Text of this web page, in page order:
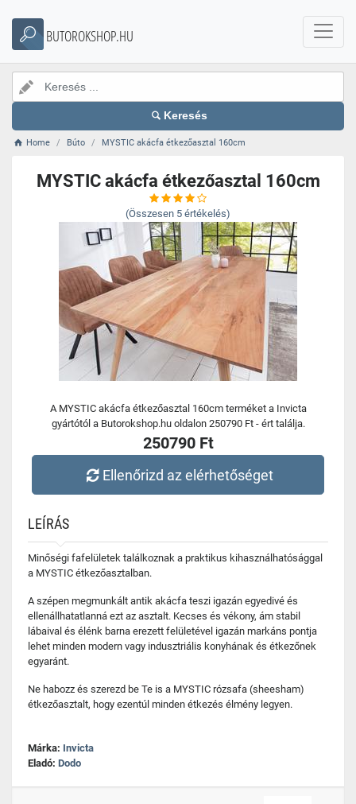
BUTOROKSHOP.HU
Keresés
Home Búto MYSTIC akácfa étkezőasztal 160cm
MYSTIC akácfa étkezőasztal 160cm
(Összesen 5 értékelés)
A MYSTIC akácfa étkezőasztal 160cm terméket a Invicta
gyártótól a Butorokshop.hu oldalon 250790 Ft - ért találja.
250790 Ft
Ellenőrizd az elérhetőséget
LEÍRÁS
Minőségi fafelületek találkoznak a praktikus kihasználhatósággal
a MYSTIC étkezőasztalban.
A szépen megmunkált antik akácfa teszi igazán egyedivé és
ellenállhatatlanná ezt az asztalt. Kecses és vékony, ám stabil
lábaival és élénk barna erezett felületével igazán markáns pontja
lehet minden modern vagy indusztriális konyhának és étkezőnek
egyaránt.
Ne habozz és szerezd be Te is a MYSTIC rózsafa (sheesham)
étkezőasztalt, hogy ezentúl minden étkezés élmény legyen.
Márka: Invicta
Eladó: Dodo